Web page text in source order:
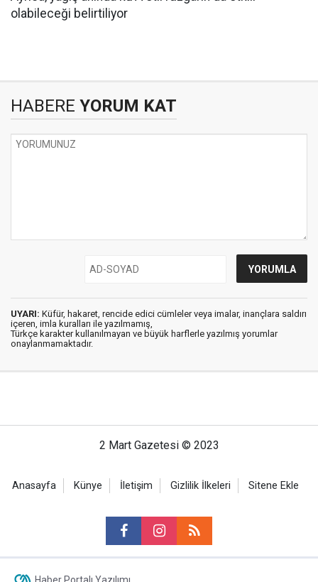
olabileceği belirtiliyor
HABERE YORUM KAT
UYARI: Küfür, hakaret, rencide edici cümleler veya imalar, inançlara saldırı
içeren, imla kuralları ile yazılmamış,
Türkçe karakter kullanılmayan ve büyük harflerle yazılmış yorumlar
onaylanmamaktadır.
2 Mart Gazetesi © 2023
Anasayfa Künye İletişim Gizlilik İlkeleri Sitene Ekle